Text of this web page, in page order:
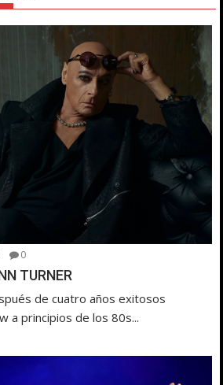
0
TURNER
de cuatro años exitosos
a principios de los 80s...